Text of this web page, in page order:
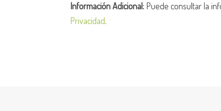
Información Adicional: Puede consultar la
Privacidad.